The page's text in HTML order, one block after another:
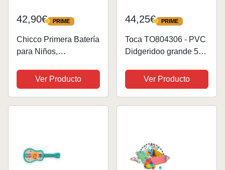
42,90€ PRIME
PRIME
Chicco Primera Batería
para Niños,
con Luces y Sonidos, 3
Modos de Juego, Color
Rocky, Large
Ver Producto
44,25€ PRIME
PRIME
Toca TO804306 - PVC
Didgeridoo grande 56",
Ver Producto